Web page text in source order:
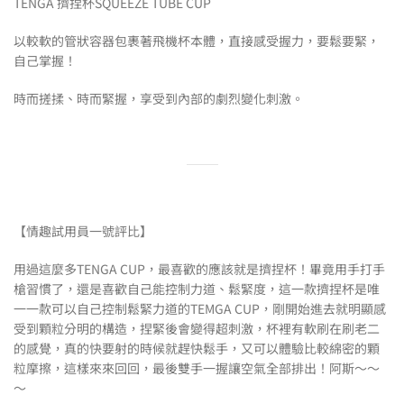
以較軟的管狀容器包裹著飛機杯本體，直接感受握力，要鬆要緊，
自己掌握！
時而搓揉、時而緊握，享受到內部的劇烈變化刺激。
【情趣試用員一號評比】
用過這麼多TENGA CUP，最喜歡的應該就是擠捏杯！畢竟用手打手
槍習慣了，還是喜歡自己能控制力道、鬆緊度，這一款擠捏杯是唯
一一款可以自己控制鬆緊力道的TEMGA CUP，剛開始進去就明顯感
受到顆粒分明的構造，捏緊後會變得超刺激，杯裡有軟刷在刷老二
的感覺，真的快要射的時候就趕快鬆手，又可以體驗比較綿密的顆
粒摩擦，這樣來來回回，最後雙手一握讓空氣全部排出！阿斯～～
～